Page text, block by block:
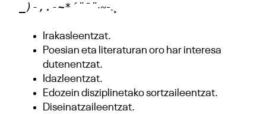
_)-,.-~*´¨¯¨·~-.¸
Irakasleentzat.
Poesian eta literaturan oro har interesa
dutenentzat.
Idazleentzat.
Edozein disziplinetako sortzaileentzat.
Diseinatzaileentzat.